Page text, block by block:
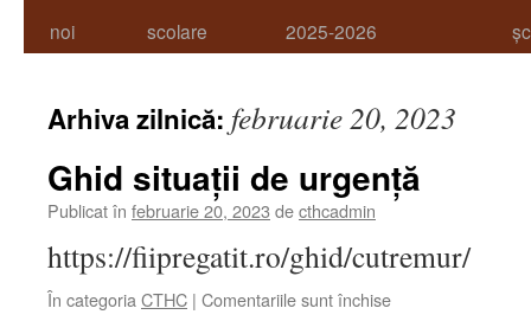
noi
scolare
2025-2026
Arhiva zilnică: februarie 20, 2023
Ghid situații de urgență
Publicat în februarie 20, 2023 decthcadmin
https://fiipregatit.ro/ghid/cutremur/
În categoria CTHC | Comentariile sunt închisepentru